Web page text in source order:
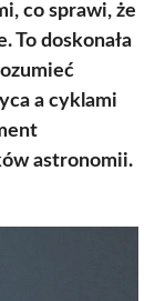
co sprawi, że
To doskonała
a cyklami
astronomii.